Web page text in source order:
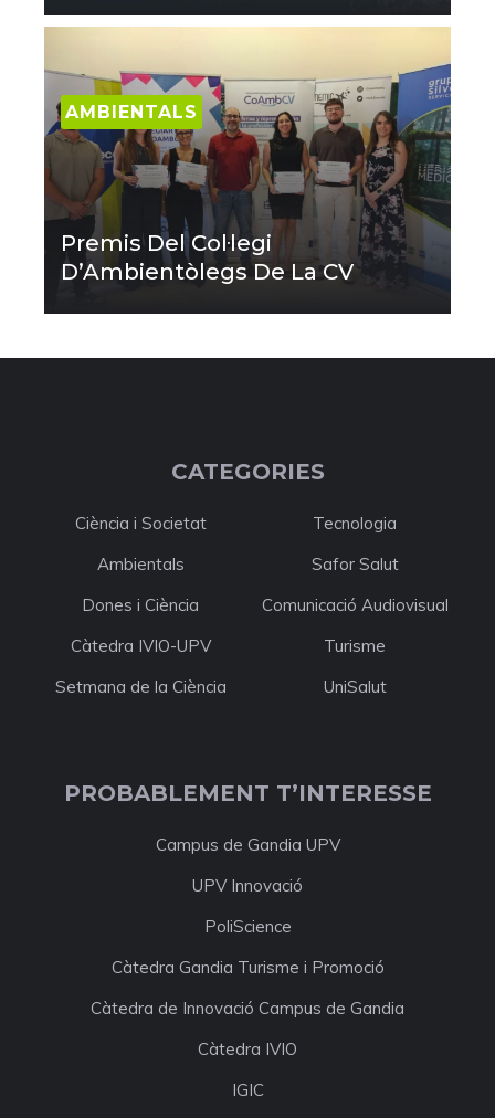
AMBIENTALS
Premis Del Col·legi
D’Ambientòlegs De La CV
CATEGORIES
Ciència i Societat
Tecnologia
Ambientals
Safor Salut
Dones i Ciència
Comunicació Audiovisual
Càtedra IVIO-UPV
Turisme
Setmana de la Ciència
UniSalut
PROBABLEMENT T’INTERESSE
Campus de Gandia UPV
UPV Innovació
PoliScience
Càtedra Gandia Turisme i Promoció
Càtedra de Innovació Campus de Gandia
Càtedra IVIO
IGIC